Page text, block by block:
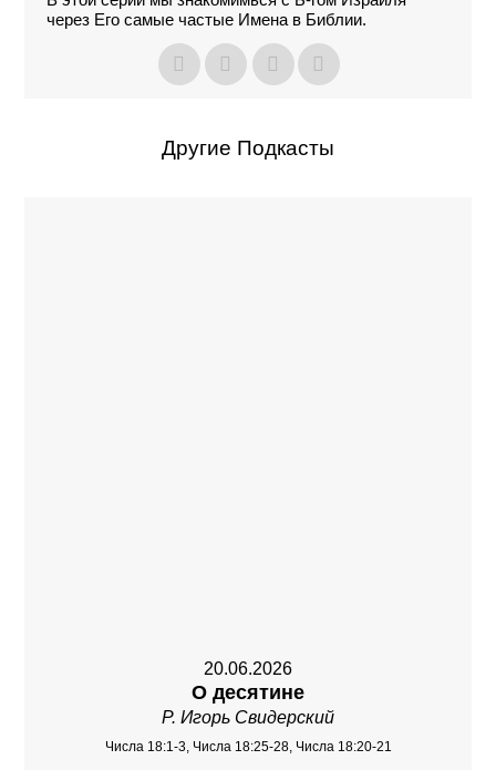
через Его самые частые Имена в Библии.
Другие Подкасты
20.06.2026
О десятине
Р. Игорь Свидерский
Числа 18:1-3, Числа 18:25-28, Числа 18:20-21